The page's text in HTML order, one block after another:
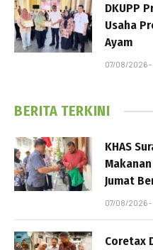
DKUPP
Usaha
Ayam
07/08/2026 -
BERITA TERKINI
KHAS
Jumat
07/08/2026 -
Coretax